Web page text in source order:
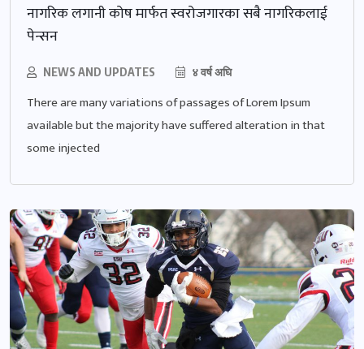
नागरिक लगानी कोष मार्फत स्वरोजगारका सबै नागरिकलाई
पेन्सन
NEWS AND UPDATES ४ वर्ष अघि
There are many variations of passages of Lorem Ipsum
available but the majority have suffered alteration in that
some injected